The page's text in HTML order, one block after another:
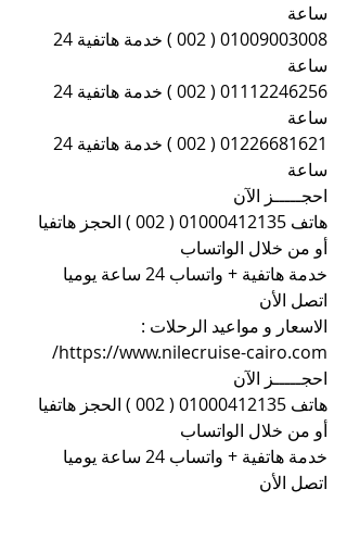
ساعة
ساعة
ساعة
ساعة
احجـــــز الآن
هاتف 01000412135 ( 002 ) الحجز هاتفيا
أو من خلال الواتساب
خدمة هاتفية + واتساب 24 ساعة يوميا
اتصل الأن
الاسعار و مواعيد الرحلات :
https://www.nilecruise-cairo.com/
احجـــــز الآن
هاتف 01000412135 ( 002 ) الحجز هاتفيا
أو من خلال الواتساب
خدمة هاتفية + واتساب 24 ساعة يوميا
اتصل الأن